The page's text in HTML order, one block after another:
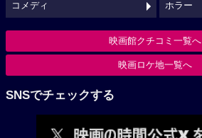
コメディ ホラー
映画館クチコミ一覧へ
映画ロケ地一覧へ
SNSでチェックする